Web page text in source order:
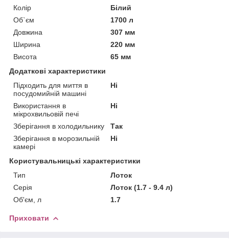
Колір
Білий
Об`єм
1700 л
Довжина
307 мм
Ширина
220 мм
Висота
65 мм
Додаткові характеристики
Підходить для миття в
посудомийній машині
Ні
Використання в
мікрохвильовій печі
Ні
Зберігання в холодильнику
Так
Зберігання в морозильній
камері
Ні
Користувальницькі характеристики
Тип
Лоток
Серія
Лоток (1.7 - 9.4 л)
Об'єм, л
1.7
Приховати